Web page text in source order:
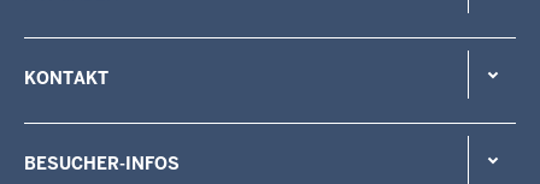
KONTAKT
BESUCHER-INFOS